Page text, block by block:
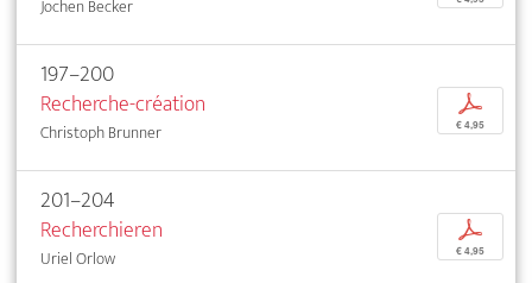
Jochen Becker
197–200
Recherche-création
Christoph Brunner
p
€ 4,95
201–204
Recherchieren
Uriel Orlow
p
€ 4,95